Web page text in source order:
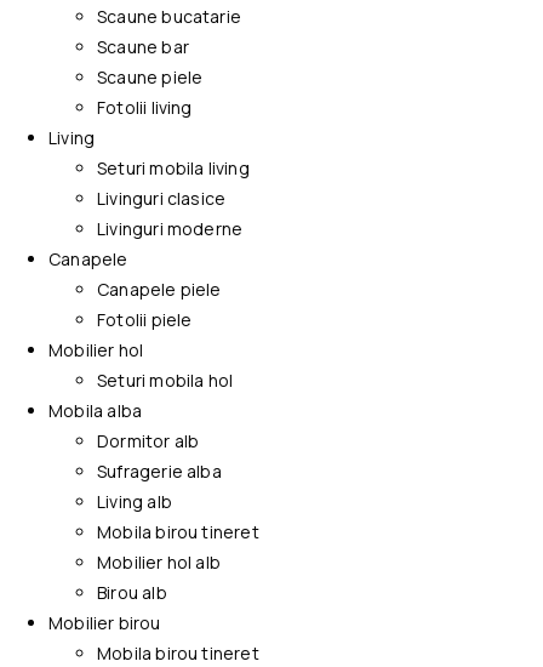
Scaune bucatarie
Scaune bar
Scaune piele
Fotolii living
Living
Seturi mobila living
Livinguri clasice
Livinguri moderne
Canapele
Canapele piele
Fotolii piele
Mobilier hol
Seturi mobila hol
Mobila alba
Dormitor alb
Sufragerie alba
Living alb
Mobila birou tineret
Mobilier hol alb
Birou alb
Mobilier birou
Mobila birou tineret